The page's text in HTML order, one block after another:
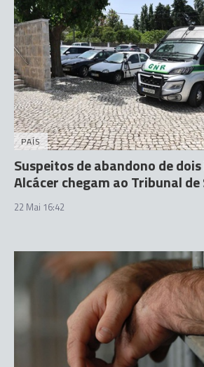
PAÍS
Suspeitos de abandono de
Alcácer chegam ao Tribunal
22 Mai 16:42